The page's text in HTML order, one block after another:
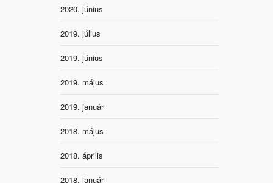
2020. június
2019. július
2019. június
2019. május
2019. január
2018. május
2018. április
2018. január